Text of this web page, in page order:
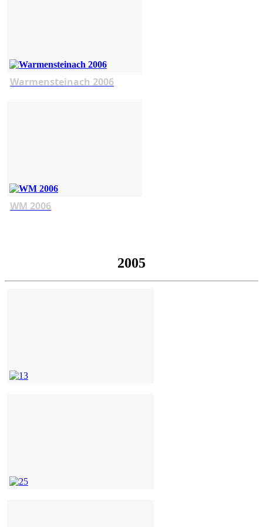
Warmensteinach 2006
WM 2006
2005